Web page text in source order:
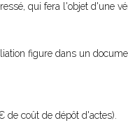
qui fera l'objet d'une
figure dans un
de coût de dépôt d'actes).